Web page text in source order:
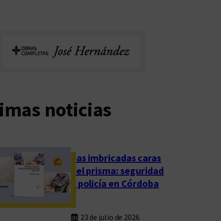
noticias
Las imbricadas caras
del prisma: seguridad
y policía en Córdoba
23 de julio de 2026